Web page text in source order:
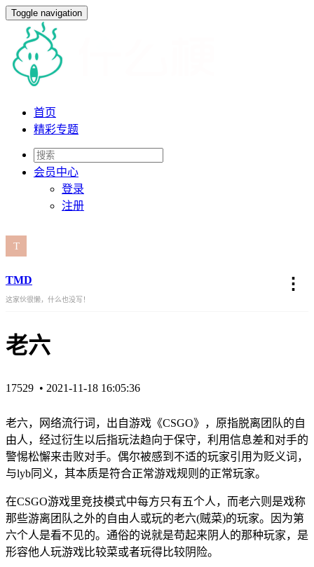
Toggle navigation
首页
精彩专题
会员中心
登录
注册
TMD ⋮
这家伙很懒，什么也没写！
老六
17529 • 2021-11-18 16:05:36
老六，网络流行词，出自游戏《CSGO》，原指脱离团队的自
由人，经过衍生以后指玩法趋向于保守，利用信息差和对手的
警惕松懈来击败对手。偶尔被感到不适的玩家引用为贬义词，
与lyb同义，其本质是符合正常游戏规则的正常玩家。
在CSGO游戏里竞技模式中每方只有五个人，而老六则是戏称
那些游离团队之外的自由人或玩的老六(贼菜)的玩家。因为第
六个人是看不见的。通俗的说就是苟起来阴人的那种玩家，是
形容他人玩游戏比较菜或者玩得比较阴险。